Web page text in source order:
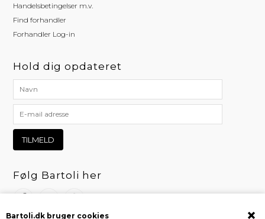
Bartoli.dk bruger cookies
Handelsbetingelser m.v.
Find forhandler
Forhandler Log-in
Hold dig opdateret
Følg Bartoli her